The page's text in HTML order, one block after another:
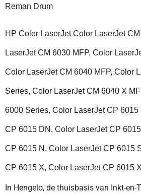
Reman Drum
HP Color LaserJet Color LaserJet
LaserJet CM 6030 MFP, Color
Color LaserJet CM 6040 MFP, Color
Series, Color LaserJet CM 6040 X
6000 Series, Color LaserJet CP
CP 6015 DN, Color LaserJet CP
CP 6015 N, Color LaserJet CP 6015
CP 6015 X, Color LaserJet CP 6015
In Hengelo, de thuisbasis van Inkt-en-